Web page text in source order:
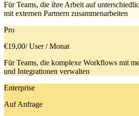
Für Teams, die ihre Arbeit auf
mit externen Partnern zusammenarbeiten
Pro
€19,00/ User / Monat
Für Teams, die komplexe Workflows mit
und Integrationen verwalten
Enterprise
Auf Anfrage